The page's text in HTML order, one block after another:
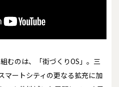
むのは、「街づくりOS」。三
マートシティの更なる拡充に加